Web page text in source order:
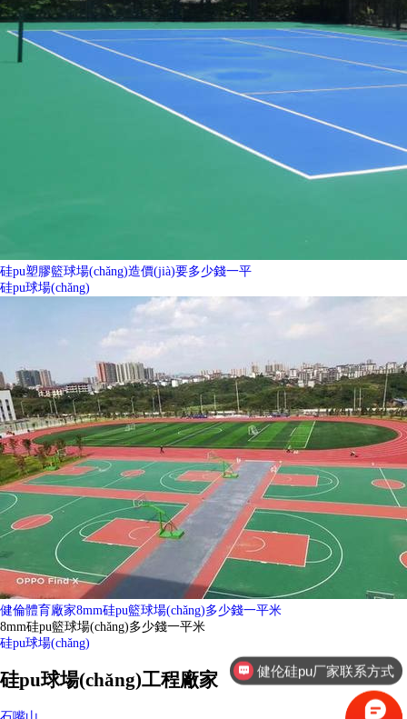
硅pu塑膠籃球場(chǎng)造價(jià)要多少錢一平
硅pu球場(chǎng)
健倫體育廠家8mm硅pu籃球場(chǎng)多少錢一平米
8mm硅pu籃球場(chǎng)多少錢一平米
硅pu球場(chǎng)
硅pu球場(chǎng)工程廠家 健伦篮球架厂家联系方式